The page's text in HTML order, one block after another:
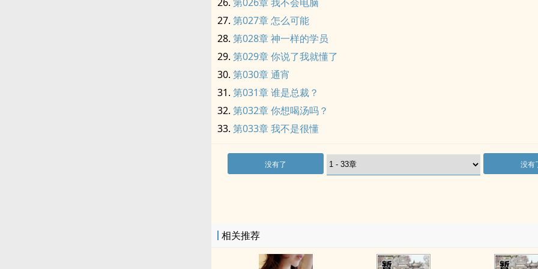
第027章 怎么可能
第028章 神一样的学员
第029章 你说了我就懂了
第030章 通宵
第031章 谁是总裁？
第032章 你想喝汤吗？
第033章 我不是很懂
没有了 没有
相关推荐